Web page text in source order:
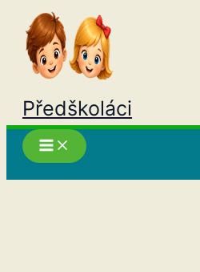
Přeskočit
obsah
Předškoláci